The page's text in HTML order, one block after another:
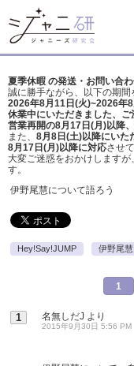
夏季休暇 の発送・お問い合
誠に勝手ながら、以下の期間
2026年8月11日(火)~2026年
休業中にいただきました、ご
営業再開の8月17日(月)以降
また、 8月8日(土)以降にいた
8月17日(月)以降に対応させ
大変ご迷惑をおかけしますが、
す。
伊野尾慧について語ろう
Hey!Say!JUMP 伊野尾慧
1
1 名無しだJ より
2015年9月30日 5:56 PM